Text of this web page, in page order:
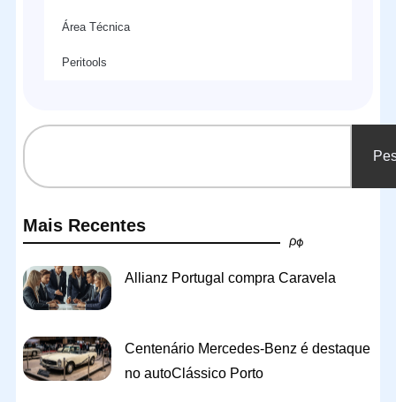
Área Técnica
Peritools
Mais Recentes
Allianz Portugal compra Caravela
Centenário Mercedes-Benz é destaque
no autoClássico Porto